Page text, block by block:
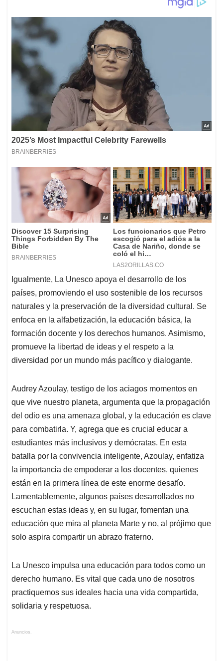
Igualmente, La Unesco apoya el desarrollo de los
países, promoviendo el uso sostenible de los recursos
naturales y la preservación de la diversidad cultural. Se
enfoca en la alfabetización, la educación básica, la
formación docente y los derechos humanos. Asimismo,
promueve la libertad de ideas y el respeto a la
diversidad por un mundo más pacífico y dialogante.
Audrey Azoulay, testigo de los aciagos momentos en
que vive nuestro planeta, argumenta que la propagación
del odio es una amenaza global, y la educación es clave
para combatirla. Y, agrega que es crucial educar a
estudiantes más inclusivos y demócratas. En esta
batalla por la convivencia inteligente, Azoulay, enfatiza
la importancia de empoderar a los docentes, quienes
están en la primera línea de este enorme desafío.
Lamentablemente, algunos países desarrollados no
escuchan estas ideas y, en su lugar, fomentan una
educación que mira al planeta Marte y no, al prójimo que
solo aspira compartir un abrazo fraterno.
La Unesco impulsa una educación para todos como un
derecho humano. Es vital que cada uno de nosotros
practiquemos sus ideales hacia una vida compartida,
solidaria y respetuosa.
Anuncios.